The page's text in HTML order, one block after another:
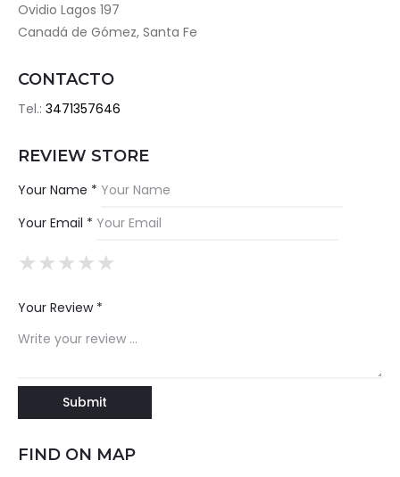
Ovidio Lagos 197
Canadá de Gómez, Santa Fe
CONTACTO
Tel.: 3471357646
REVIEW STORE
Your Name *
Your Email *
★
★★
★★★
★★★★
★★★★★
Your Review *
FIND ON MAP